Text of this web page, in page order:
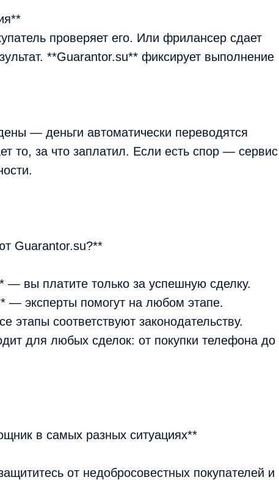
проверяет его. Или фрилансер сдает
**Guarantor.su** фиксирует выполнение
— деньги автоматически переводятся
то, за что заплатил. Если есть спор — сервис
Guarantor.su?**
— вы платите только за успешную сделку.
— эксперты помогут на любом этапе.
соответствуют законодательству.
для любых сделок: от покупки телефона до
в самых разных ситуациях**
от недобросовестных покупателей и